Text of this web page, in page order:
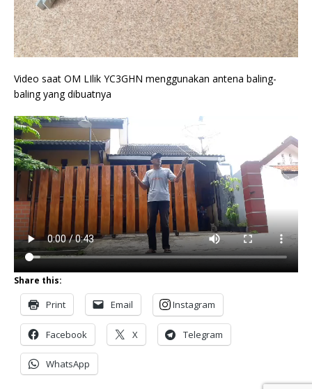
Video saat OM LIlik YC3GHN menggunakan antena baling-
baling yang dibuatnya
Share this:
Print Email Instagram
Facebook X Telegram
WhatsApp